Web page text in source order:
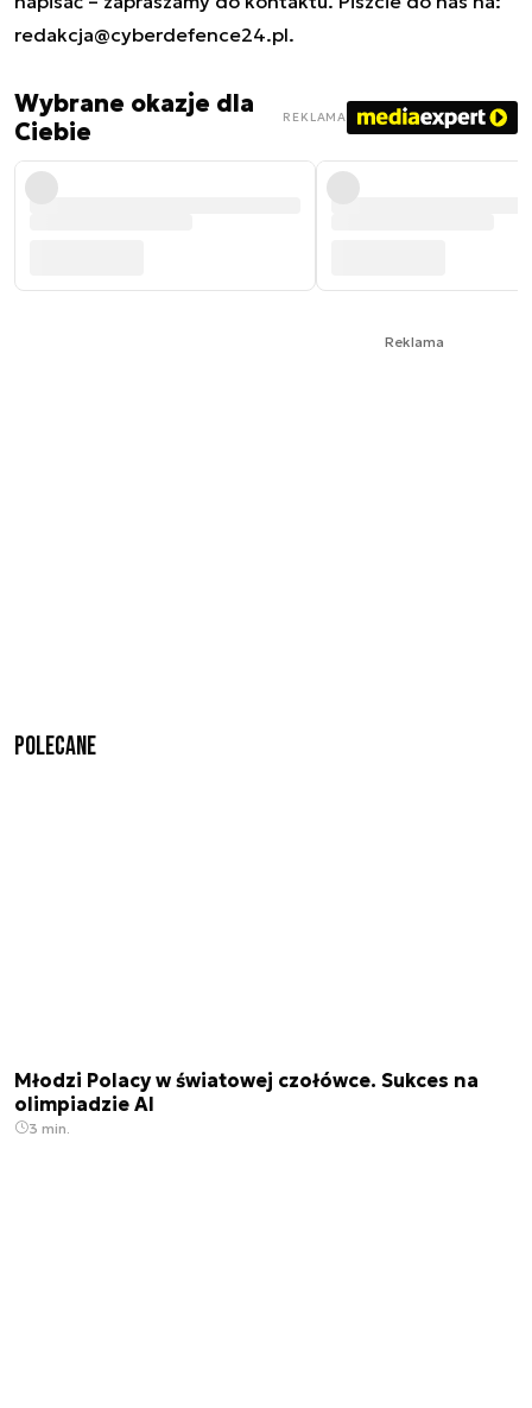
redakcja@cyberdefence24.pl.
Wybrane okazje dla
Ciebie
REKLAMA
Reklama
Polecane
Młodzi Polacy w światowej czołówce. Sukces na
olimpiadzie AI
3 min.